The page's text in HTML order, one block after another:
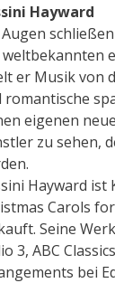
Hayward
weltbekannten
er Musik von
romantische
eigenen
zu sehen,
Hayward ist
Carols
Seine
3, ABC
bei